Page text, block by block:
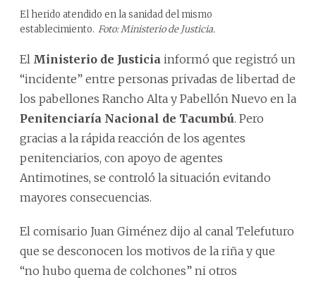
El herido atendido en la sanidad del mismo
establecimiento. Foto: Ministerio de Justicia.
El Ministerio de Justicia informó que registró un
“incidente” entre personas privadas de libertad de
los pabellones Rancho Alta y Pabellón Nuevo en la
Penitenciaría Nacional de Tacumbú. Pero
gracias a la rápida reacción de los agentes
penitenciarios, con apoyo de agentes
Antimotines, se controló la situación evitando
mayores consecuencias.
El comisario Juan Giménez dijo al canal Telefuturo
que se desconocen los motivos de la riña y que
“no hubo quema de colchones” ni otros